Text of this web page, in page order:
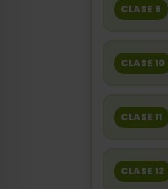
CLASE 9
CLASE 10
CLASE 11
CLASE 12